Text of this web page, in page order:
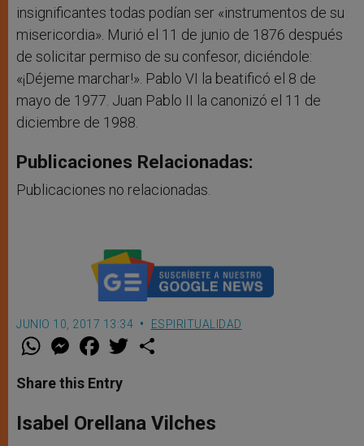
insignificantes todas podían ser «instrumentos de su
misericordia». Murió el 11 de junio de 1876 después
de solicitar permiso de su confesor, diciéndole:
«¡Déjeme marchar!». Pablo VI la beatificó el 8 de
mayo de 1977. Juan Pablo II la canonizó el 11 de
diciembre de 1988.
Publicaciones Relacionadas:
Publicaciones no relacionadas.
JUNIO 10, 2017 13:34 ESPIRITUALIDAD
W
t
s
p
p
M
e
s
e
g
e
F
a
e
b
o
k
w
r
Share this Entry
Isabel Orellana Vilches